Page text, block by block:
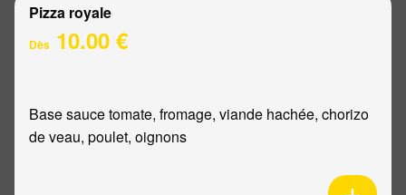
Pizza royale
Dès 10.00 €
Base sauce tomate, fromage, viande hachée, chorizo
de veau, poulet, oignons